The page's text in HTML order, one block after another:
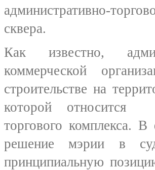
административно-
сквера.
Как известно,
коммерческой
строительстве на
которой относится
торгового комплекса.
решение мэрии в
принципиальную